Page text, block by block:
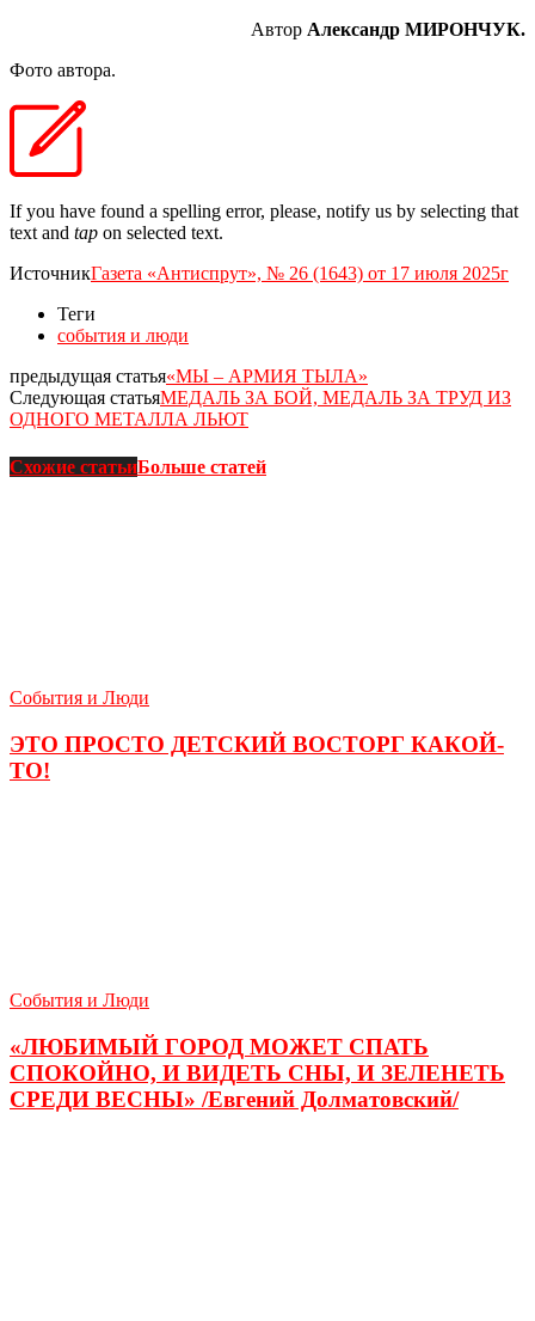
Автор Александр МИРОНЧУК.
Фото автора.
If you have found a spelling error, please, notify us by selecting that
text and tap on selected text.
ИсточникГазета «Антиспрут», № 26 (1643) от 17 июля 2025г
Теги
события и люди
предыдущая статья«МЫ – АРМИЯ ТЫЛА»
Следующая статьяМЕДАЛЬ ЗА БОЙ, МЕДАЛЬ ЗА ТРУД ИЗ
ОДНОГО МЕТАЛЛА ЛЬЮТ
Схожие статьиБольше статей
События и Люди
ЭТО ПРОСТО ДЕТСКИЙ ВОСТОРГ КАКОЙ-
ТО!
События и Люди
«ЛЮБИМЫЙ ГОРОД МОЖЕТ СПАТЬ
СПОКОЙНО, И ВИДЕТЬ СНЫ, И ЗЕЛЕНЕТЬ
СРЕДИ ВЕСНЫ» /Евгений Долматовский/